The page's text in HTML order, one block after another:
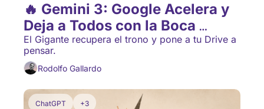
🔥 Gemini 3: Google Acelera y
Deja a Todos con la Boca
Abierta
El Gigante recupera el trono y pone a tu Drive a
pensar.
Rodolfo Gallardo
ChatGPT +3